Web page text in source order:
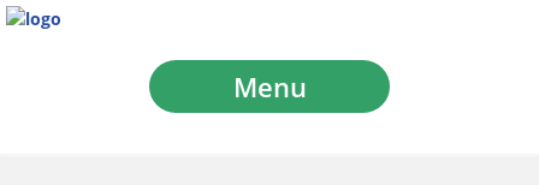
Menu